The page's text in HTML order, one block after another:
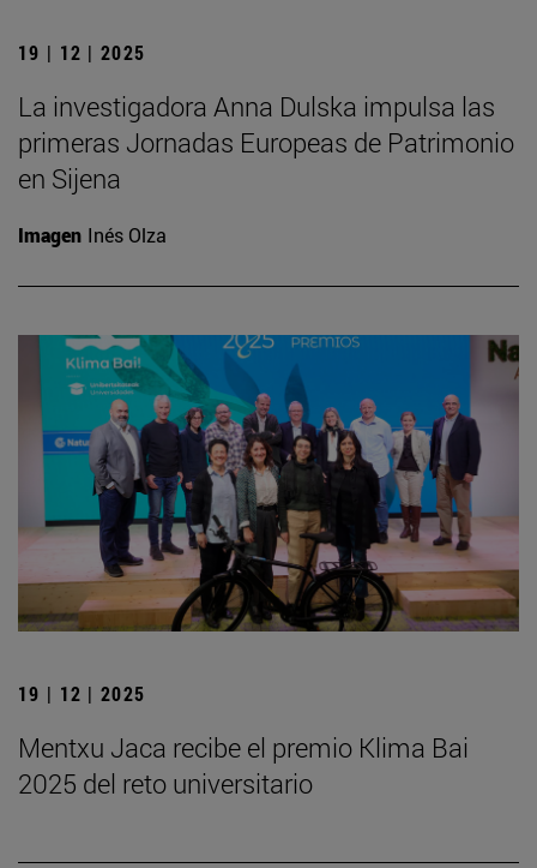
19 | 12 | 2025
La investigadora Anna Dulska impulsa las
primeras Jornadas Europeas de Patrimonio
en Sijena
Imagen Inés Olza
19 | 12 | 2025
Mentxu Jaca recibe el premio Klima Bai
2025 del reto universitario